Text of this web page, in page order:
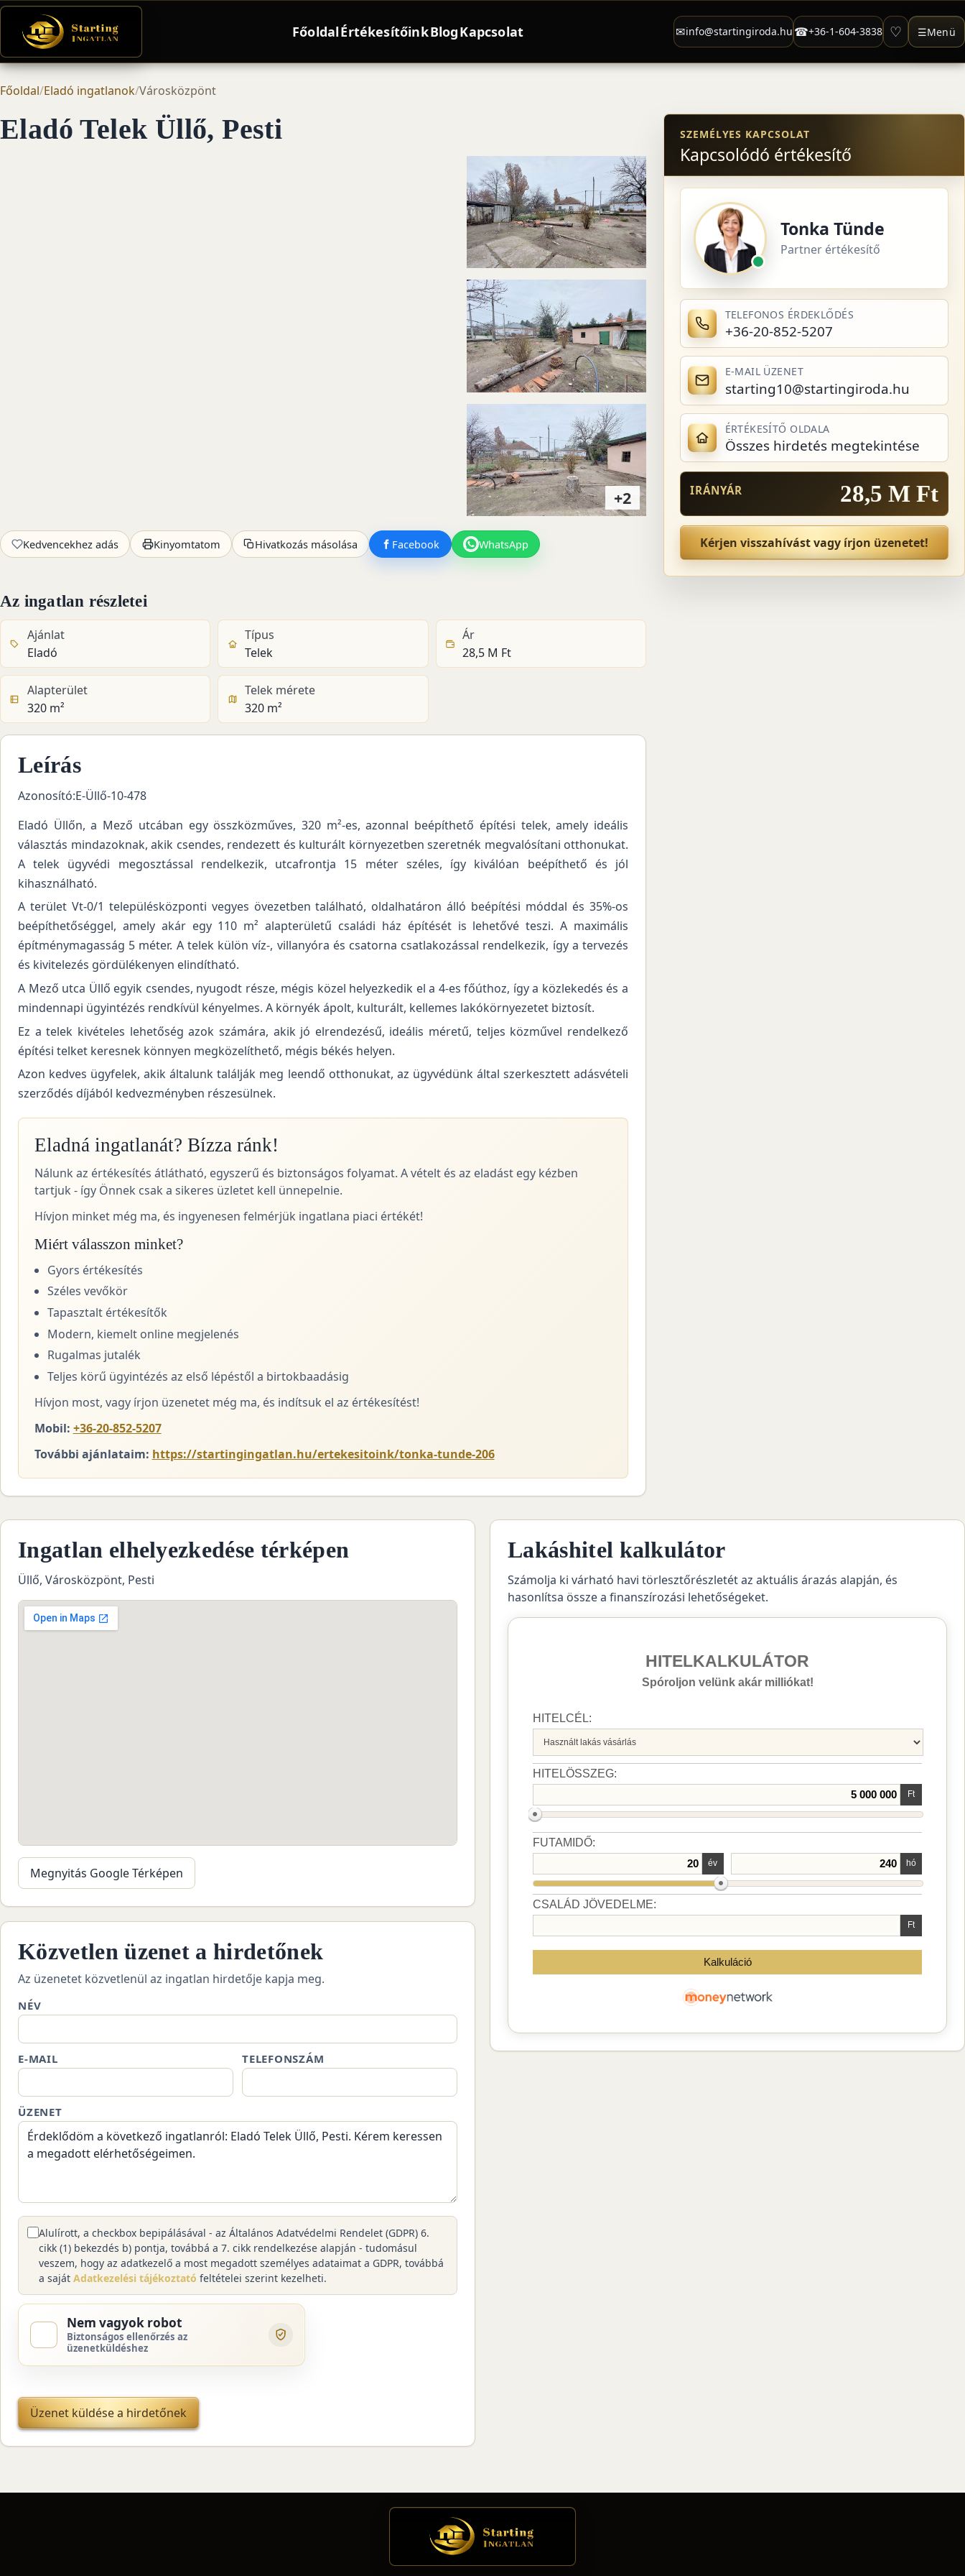
FőoldalÉrtékesítőinkBlogKapcsolat ✉info@startingiroda.hu ☎+36-1-604-3838 ♡ ☰Menü
Főoldal/Eladó ingatlanok/Városközpönt
Eladó Telek Üllő, Pesti
+2
Kedvencekhez adás Kinyomtatom Hivatkozás másolása Facebook WhatsApp
Az ingatlan részletei
Ajánlat
Eladó
Típus
Telek
Ár
28,5 M Ft
Alapterület
320 m²
Telek mérete
320 m²
Leírás
Azonosító:E-Üllő-10-478
Eladó Üllőn, a Mező utcában egy összközműves, 320 m²-es, azonnal beépíthető építési telek, amely ideális
választás mindazoknak, akik csendes, rendezett és kulturált környezetben szeretnék megvalósítani otthonukat.
A telek ügyvédi megosztással rendelkezik, utcafrontja 15 méter széles, így kiválóan beépíthető és jól
kihasználható.
A terület Vt-0/1 településközponti vegyes övezetben található, oldalhatáron álló beépítési móddal és 35%-os
beépíthetőséggel, amely akár egy 110 m² alapterületű családi ház építését is lehetővé teszi. A maximális
építménymagasság 5 méter. A telek külön víz-, villanyóra és csatorna csatlakozással rendelkezik, így a tervezés
és kivitelezés gördülékenyen elindítható.
A Mező utca Üllő egyik csendes, nyugodt része, mégis közel helyezkedik el a 4-es főúthoz, így a közlekedés és a
mindennapi ügyintézés rendkívül kényelmes. A környék ápolt, kulturált, kellemes lakókörnyezetet biztosít.
Ez a telek kivételes lehetőség azok számára, akik jó elrendezésű, ideális méretű, teljes közművel rendelkező
építési telket keresnek könnyen megközelíthető, mégis békés helyen.
Azon kedves ügyfelek, akik általunk találják meg leendő otthonukat, az ügyvédünk által szerkesztett adásvételi
szerződés díjából kedvezményben részesülnek.
Eladná ingatlanát? Bízza ránk!
Nálunk az értékesítés átlátható, egyszerű és biztonságos folyamat. A vételt és az eladást egy kézben
tartjuk - így Önnek csak a sikeres üzletet kell ünnepelnie.
Hívjon minket még ma, és ingyenesen felmérjük ingatlana piaci értékét!
Miért válasszon minket?
Gyors értékesítés
Széles vevőkör
Tapasztalt értékesítők
Modern, kiemelt online megjelenés
Rugalmas jutalék
Teljes körű ügyintézés az első lépéstől a birtokbaadásig
Hívjon most, vagy írjon üzenetet még ma, és indítsuk el az értékesítést!
Mobil: +36-20-852-5207
További ajánlataim: https://startingingatlan.hu/ertekesitoink/tonka-tunde-206
SZEMÉLYES KAPCSOLAT
Kapcsolódó értékesítő
Tonka Tünde
Partner értékesítő
TELEFONOS ÉRDEKLŐDÉS
+36-20-852-5207
E-MAIL ÜZENET
starting10@startingiroda.hu
ÉRTÉKESÍTŐ OLDALA
Összes hirdetés megtekintése
IRÁNYÁR 28,5 M Ft
Kérjen visszahívást vagy írjon üzenetet!
Ingatlan elhelyezkedése térképen
Üllő, Városközpönt, Pesti
Megnyitás Google Térképen
Közvetlen üzenet a hirdetőnek
Az üzenetet közvetlenül az ingatlan hirdetője kapja meg.
NÉV
E-MAIL TELEFONSZÁM
ÜZENET
Alulírott, a checkbox bepipálásával - az Általános Adatvédelmi Rendelet (GDPR) 6.
cikk (1) bekezdés b) pontja, továbbá a 7. cikk rendelkezése alapján - tudomásul
veszem, hogy az adatkezelő a most megadott személyes adataimat a GDPR, továbbá
a saját Adatkezelési tájékoztató feltételei szerint kezelheti.
Nem vagyok robot
Biztonságos ellenőrzés az
üzenetküldéshez
Üzenet küldése a hirdetőnek
Lakáshitel kalkulátor
Számolja ki várható havi törlesztőrészletét az aktuális árazás alapján, és
hasonlítsa össze a finanszírozási lehetőségeket.